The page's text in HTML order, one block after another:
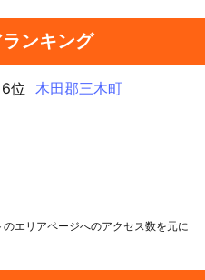
ンキング
6位 木田郡三木町
エリアページへのアクセス数を元に